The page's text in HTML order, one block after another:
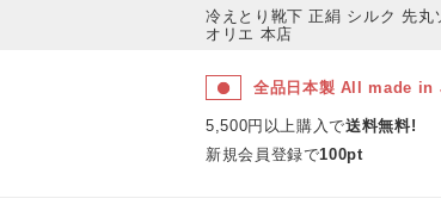
冷えとり靴下 正絹 シルク 先
オリエ 本店
全品日本製 All made in
5,500円以上購入で送料無料!
新規会員登録で100pt